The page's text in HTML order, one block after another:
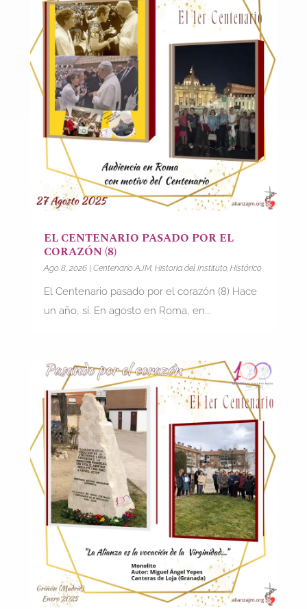
EL CENTENARIO PASADO POR EL
CORAZÓN (8)
Ago 8, 2026| Centenario AJM, Historia del Instituto, Histórico
El Centenario pasado por el corazón (8) Hace
un año, sí. En agosto en Roma, en...